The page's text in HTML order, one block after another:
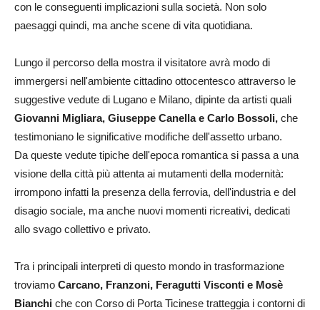
con le conseguenti implicazioni sulla società. Non solo
paesaggi quindi, ma anche scene di vita quotidiana.
Lungo il percorso della mostra il visitatore avrà modo di
immergersi nell'ambiente cittadino ottocentesco attraverso le
suggestive vedute di Lugano e Milano, dipinte da artisti quali
Giovanni Migliara, Giuseppe Canella e Carlo Bossoli, che
testimoniano le significative modifiche dell'assetto urbano.
Da queste vedute tipiche dell'epoca romantica si passa a una
visione della città più attenta ai mutamenti della modernità:
irrompono infatti la presenza della ferrovia, dell'industria e del
disagio sociale, ma anche nuovi momenti ricreativi, dedicati
allo svago collettivo e privato.
Tra i principali interpreti di questo mondo in trasformazione
troviamo Carcano, Franzoni, Feragutti Visconti e Mosè
Bianchi che con Corso di Porta Ticinese tratteggia i contorni di